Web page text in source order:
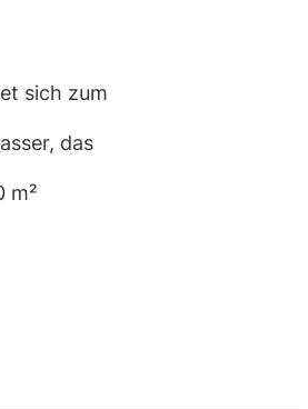
sich zum
das
m²